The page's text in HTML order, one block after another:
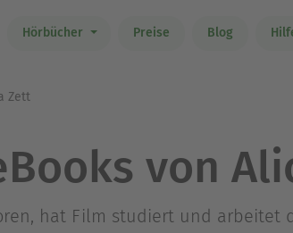
Hörbücher Preise Blog
Zett
von
hat Film studiert und arbeitet